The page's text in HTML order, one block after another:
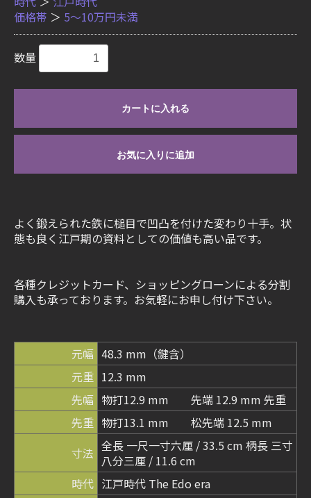
価格帯 ＞ 5〜10万円未満
数量
カートに入れる
お気に入りに追加
よく鍛えられた鉄に槌目で凹凸を付けた変わり十手。状
態も良く江戸期の資料としての価値も高い品です。
各種クレジットカード、ショッピングローンによる分割
購入も承っております。お気軽にお申し付け下さい。
元幅 48.3 mm（鍵含）
元重 12.3 mm
先幅 物打12.9 mm 先端 12.9 mm 先重
先重 物打13.1 mm 松先端 12.5 mm
寸法 全長 一尺一寸六厘 / 33.5 cm 柄長 三寸
八分三厘 / 11.6 cm
時代 江戸時代 The Edo era